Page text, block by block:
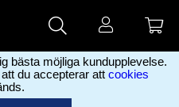
bästa möjliga kundupplevelse.
du accepterar att cookies